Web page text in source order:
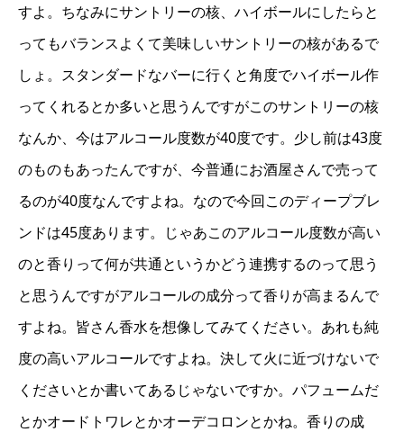
すよ。ちなみにサントリーの核、ハイボールにしたらと
ってもバランスよくて美味しいサントリーの核があるで
しょ。スタンダードなバーに行くと角度でハイボール作
ってくれるとか多いと思うんですがこのサントリーの核
なんか、今はアルコール度数が40度です。少し前は43度
のものもあったんですが、今普通にお酒屋さんで売って
るのが40度なんですよね。なので今回このディープブレ
ンドは45度あります。じゃあこのアルコール度数が高い
のと香りって何が共通というかどう連携するのって思う
と思うんですがアルコールの成分って香りが高まるんで
すよね。皆さん香水を想像してみてください。あれも純
度の高いアルコールですよね。決して火に近づけないで
くださいとか書いてあるじゃないですか。パフュームだ
とかオードトワレとかオーデコロンとかね。香りの成